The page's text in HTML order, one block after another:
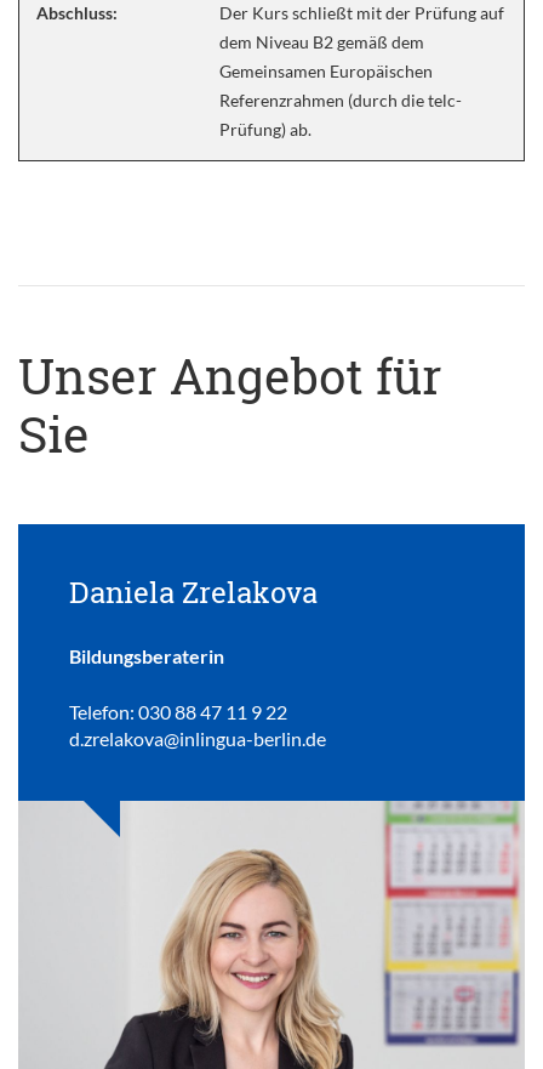
Abschluss:
Der Kurs schließt mit der Prüfung auf
dem Niveau B2 gemäß dem
Gemeinsamen Europäischen
Referenzrahmen (durch die telc-
Prüfung) ab.
Unser Angebot für
Sie
Daniela Zrelakova
Bildungsberaterin
Telefon: 030 88 47 11 9 22
d.zrelakova@inlingua-berlin.de